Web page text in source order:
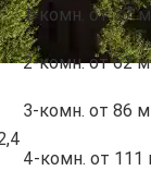
1-комн. от 37
2-комн.от 62
3-комн. от 86
4-комн. от 111